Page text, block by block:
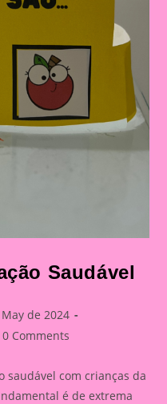
Saudável
de 2024
0 Comments
saudável com crianças da
é de extrema